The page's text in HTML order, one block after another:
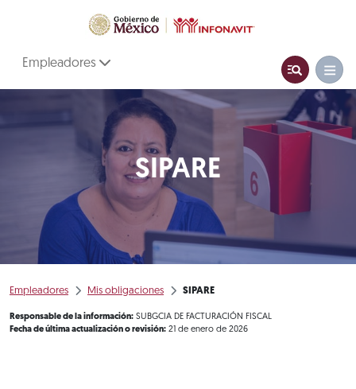
Empleadores
SIPARE
Empleadores Mis obligaciones SIPARE
Responsable de la información: SUBGCIA DE FACTURACIÓN FISCAL
Fecha de última actualización o revisión: 21 de enero de 2026